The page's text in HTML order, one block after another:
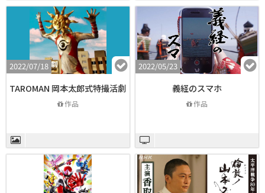
2022/07/18
TAROMAN 岡本太郎式特撮活劇
作品
2022/05/23
義経のスマホ
作品